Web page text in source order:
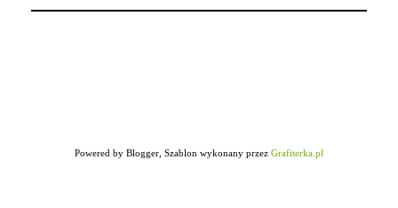
Powered by Blogger, Szablon wykonany przez Grafiterka.pl